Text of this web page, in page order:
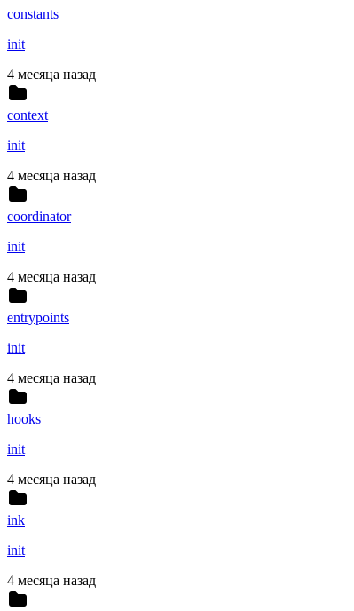
constants
init
4 месяца назад
context
init
4 месяца назад
coordinator
init
4 месяца назад
entrypoints
init
4 месяца назад
hooks
init
4 месяца назад
ink
init
4 месяца назад